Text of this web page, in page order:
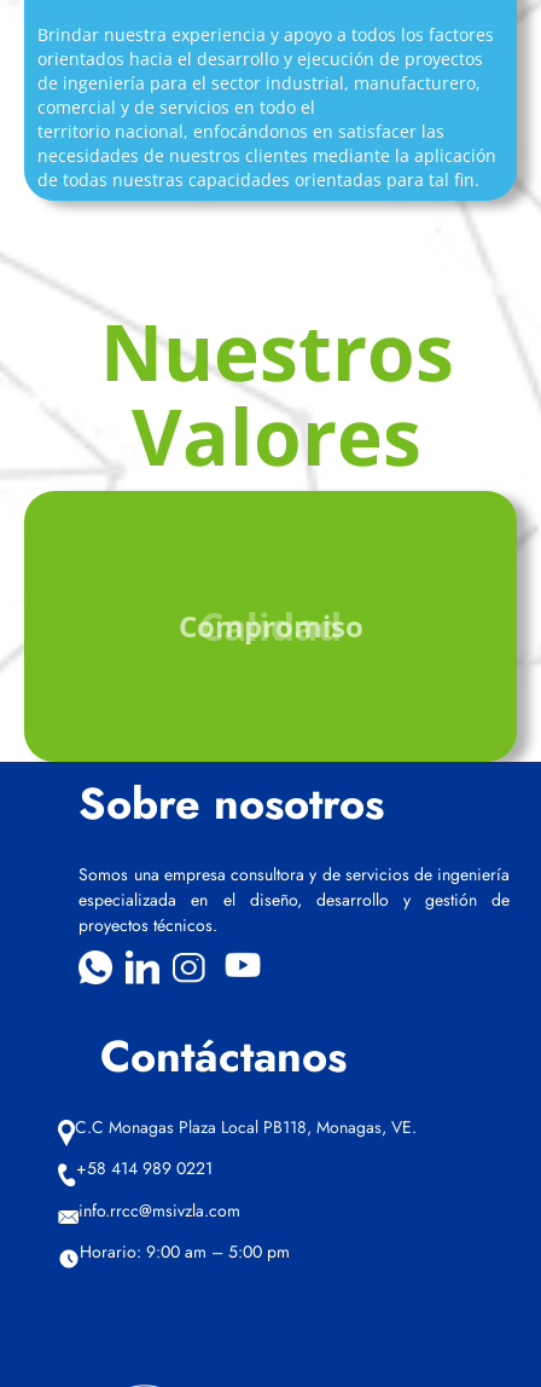
Brindar nuestra experiencia y apoyo a todos los factores
orientados hacia el desarrollo y ejecución de proyectos
de ingeniería para el sector industrial, manufacturero,
comercial y de servicios en todo el
territorio nacional, enfocándonos en satisfacer las
necesidades de nuestros clientes mediante la aplicación
de todas nuestras capacidades orientadas para tal fin.
Nuestros
Valores
Compromiso
Calidad
Sobre nosotros
Somos una empresa consultora y de servicios de ingeniería
especializada en el diseño, desarrollo y gestión de
proyectos técnicos.
Contáctanos
C.C Monagas Plaza Local PB118, Monagas, VE.
+58 414 989 0221
info.rrcc@msivzla.com
Horario: 9:00 am – 5:00 pm